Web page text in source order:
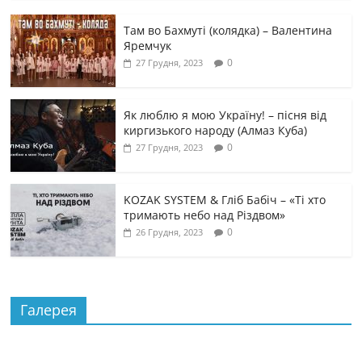
Там во Бахмуті (колядка) – Валентина
Яремчук
27 Грудня, 2023 0
Як люблю я мою Україну! – пісня від
киргизького народу (Алмаз Куба)
27 Грудня, 2023 0
KOZAK SYSTEM & Гліб Бабіч – «Ті хто
тримають небо над Різдвом»
26 Грудня, 2023 0
Галерея